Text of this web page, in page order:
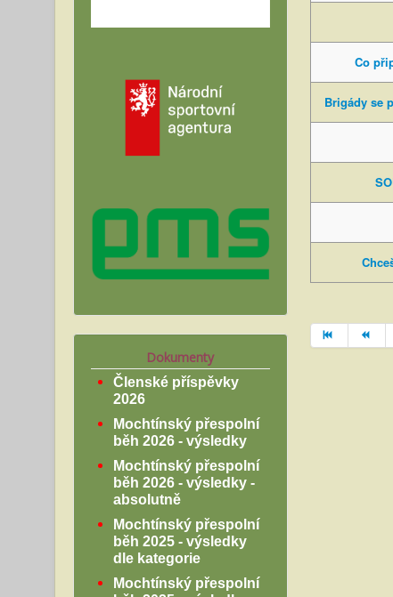
Dokumenty
Členské příspěvky
2026
Mochtínský přespolní
běh 2026 - výsledky
Mochtínský přespolní
běh 2026 - výsledky -
absolutně
Mochtínský přespolní
běh 2025 - výsledky
dle kategorie
Mochtínský přespolní
Co
Brigády se